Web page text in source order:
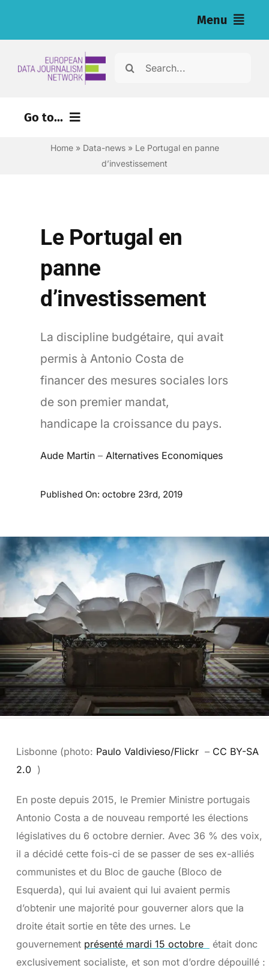
Menu
Search
Go to...
Home» Data-news» Le Portugal en panne
d’investissement
Le Portugal en
panne
d’investissement
La discipline budgétaire, qui avait
permis à Antonio Costa de
financer des mesures sociales lors
de son premier mandat,
handicape la croissance du pays.
Aude Martin – Alternatives Economiques
Published On: octobre 23rd, 2019
Lisbonne (photo: Paulo Valdivieso/Flickr – CC BY-SA
2.0 )
En poste depuis 2015, le Premier Ministre portugais
Antonio Costa a de nouveau remporté les élections
législatives du 6 octobre dernier. Avec 36 % des voix,
il a décidé cette fois-ci de se passer de ses ex-alliés
communistes et du Bloc de gauche (Bloco de
Esquerda), qui lui avaient qui lui avaient permis
d’obtenir une majorité pour gouverner alors que la
droite était sortie en tête des urnes. Le
gouvernement présenté mardi 15 octobre
était donc
exclusivement socialiste, et son mot d’ordre dépouillé :